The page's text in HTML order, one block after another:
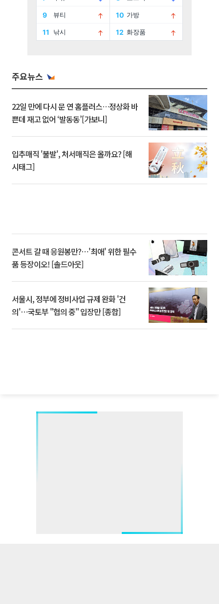
주요뉴스
22일 만에 다시 문 연 홈플러스…정상화 바
쁜데 재고 없어 ‘발동동’[가보니]
입추매직 '불발', 처서매직은 올까요? [해
시태그]
콘서트 갈 때 응원봉만?⋯'최애' 위한 필수
품 등장이오! [솔드아웃]
서울시, 정부에 정비사업 규제 완화 '건
의'⋯국토부 "협의 중" 입장만 [종합]